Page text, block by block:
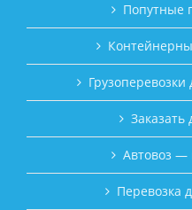
Попутные
Заказать
Автовоз —
Перевозка